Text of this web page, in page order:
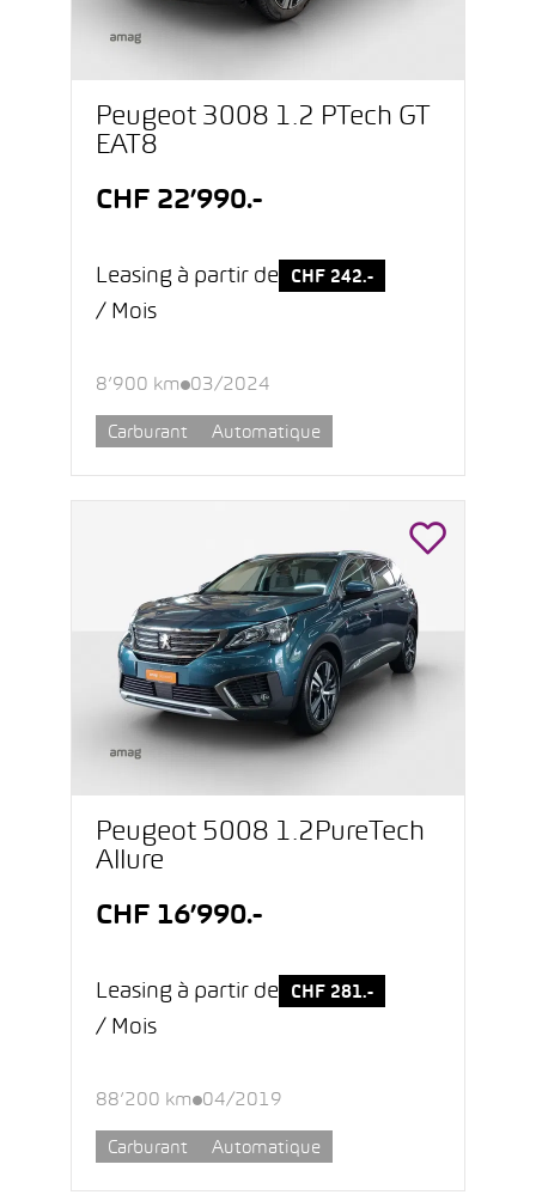
Peugeot 3008 1.2 PTech GT
EAT8
CHF 22’990.-
Leasing à partir de CHF 242.-
/ Mois
8’900 km 03/2024
Carburant Automatique
Peugeot 5008 1.2PureTech
Allure
CHF 16’990.-
Leasing à partir de CHF 281.-
/ Mois
88’200 km 04/2019
Carburant Automatique